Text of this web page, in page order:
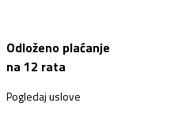
Odloženo plaćanje
na 12 rata
Pogledaj uslove